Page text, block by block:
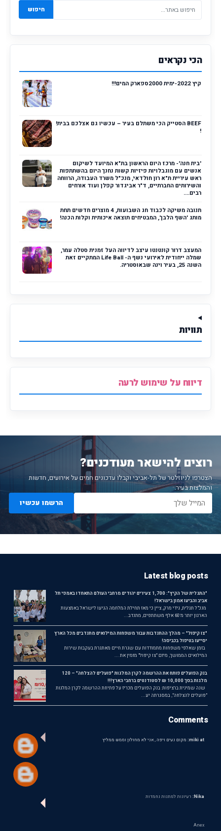
חיפוש
הכי נקראים
קיץ 2022-ימית 2000ספארק המים!!!
BEEF הסטייק הכי משתלם בעיר – עכשיו גם אצלכם בבית!
!
'בית חנה'- מרכז היום הראשון בת"א המיועד לשיקום
אנשים עם מוגבלויות פיזיות קשות נחנך היום בהשתתפות
ראש עיריית ת"א רון חולדאי, מנכ"ל משרד העבודה, הרווחה
והשירותים החברתיים, ד"ר אביגדור קפלן ועוד אורחים
רבים....
תנובה משיקה לכבוד חג השבועות, 4 מוצרים חדשים תחת
מותג 'השף הלבן', המבטיחים תוצאה איכותית וקלות הכנה!
המעצב דרור קונטנטו עיצב לדיווה העל זמנית סטלה עמר,
שמלה ייחודית לאירועי נשף ה- Life Ball המתקיים זאת
השנה 25, בעיר וינה שבאוסטריה.
תוויות
דיווח על שימוש לרעה
רוצים להישאר מעודכנים?
הצטרפו לניוזלטר של תל-אביבי וקבלו עדכונים חמים על אירועים, חדשות
והמלצות בעיר.
הרשמו עכשיו
Latest blog posts
"התגלית של הקיץ": 1,700 צעירים יהודים מרחבי העולם התאחדו באמפי תל
אביב והביעו אמון בישראל!
מנכ"ל תגלית, גידי מרק, ציין כי מאז תחילת המלחמה הגיעו לישראל באמצעות
הארגון יותר מ־60 אלף משתתפים, מתנדב...
"צו קיפול" – מהלך ההתנדבות עבור משפחות המילואים מתנדבים מכל הארץ
יסייעו בטיפול בכביסה!
בזמן שאלפי משפחות מתמודדות עם שגרת חיים מאתגרת בעקבות שירות
המילואים הממושך, מיזם "צו קיפול" מזמין את ...
בנק הפועלים פותח את ההרשמה לקרן המלגות "פועלים להצלחה" – 120
מלגות בסך 10,000 ₪ לסטודנטים ברחבי הארץ!!!
שנה שמינית ברציפות: בנק הפועלים מכריז על פתיחת ההרשמה לקרן המלגות
"פועלים להצלחה", במסגרתה יע...
Comments
miki at: מקום נעים ויפה , אני לא מחולון וממש ממליץ
Nika: רעיונות למתנות נחמדות
Anex